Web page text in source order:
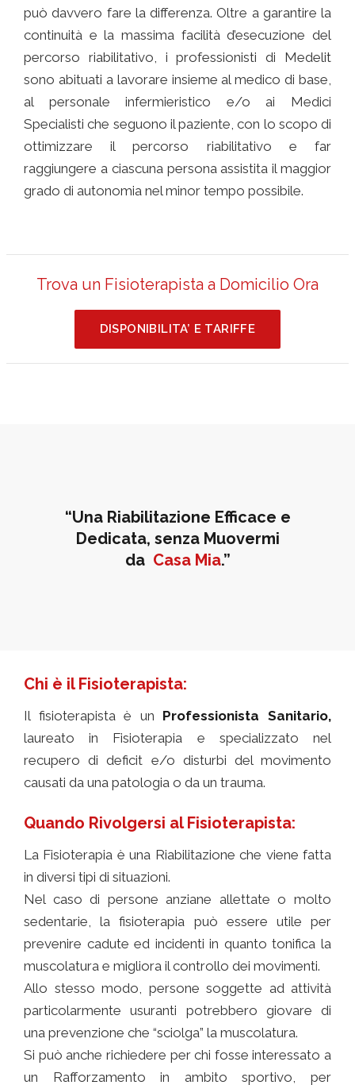
può davvero fare la differenza. Oltre a garantire la
continuità e la massima facilità d’esecuzione del
percorso riabilitativo, i professionisti di Medelit
sono abituati a lavorare insieme al medico di base,
al personale infermieristico e/o ai Medici
Specialisti che seguono il paziente, con lo scopo di
ottimizzare il percorso riabilitativo e far
raggiungere a ciascuna persona assistita il maggior
grado di autonomia nel minor tempo possibile.
Trova un Fisioterapista a Domicilio Ora
DISPONIBILITA’ E TARIFFE
“Una Riabilitazione Efficace e
Dedicata, senza Muovermi
da Casa Mia.”
Chi è il Fisioterapista:
Il fisioterapista è un Professionista Sanitario,
laureato in Fisioterapia e specializzato nel
recupero di deficit e/o disturbi del movimento
causati da una patologia o da un trauma.
Quando Rivolgersi al Fisioterapista:
La Fisioterapia è una Riabilitazione che viene fatta
in diversi tipi di situazioni.
Nel caso di persone anziane allettate o molto
sedentarie, la fisioterapia può essere utile per
prevenire cadute ed incidenti in quanto tonifica la
muscolatura e migliora il controllo dei movimenti.
Allo stesso modo, persone soggette ad attività
particolarmente usuranti potrebbero giovare di
una prevenzione che “sciolga” la muscolatura.
Si può anche richiedere per chi fosse interessato a
un Rafforzamento in ambito sportivo, per